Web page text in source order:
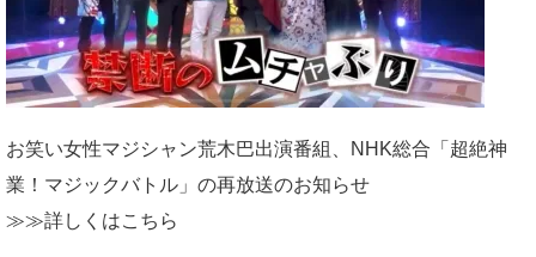
お笑い女性マジシャン荒木巴出演番組、
NHK総合「超絶神
業！マジックバトル」の再放送のお知らせ
≫≫詳しくはこちら